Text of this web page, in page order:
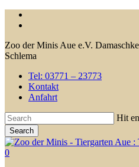
Skip
content
Zoo der Minis Aue e.V.
Schlema
Tel: 03771 – 23773
Kontakt
Anfahrt
Hit
Search
Close
Search
0